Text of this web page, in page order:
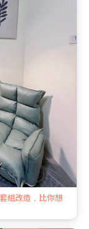
組改造，比你想